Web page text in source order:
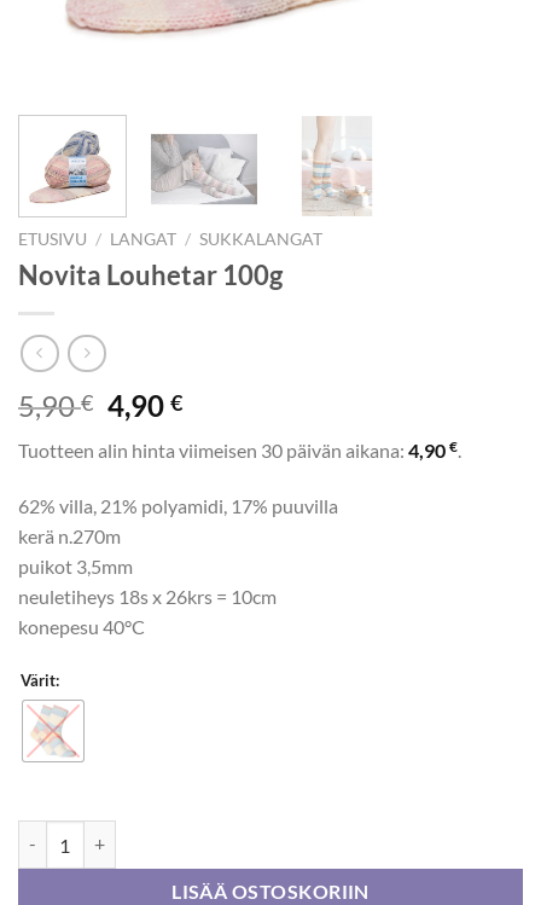
ETUSIVU / LANGAT / SUKKALANGAT
Novita Louhetar 100g
5,90€ Alkuperäinen
hinta
oli:
5,90 €.
4,90€Nykyinen
on:
4,90 €.
Tuotteen alin hinta viimeisen 30 päivän aikana: 4,90 €.
62% villa, 21% polyamidi, 17% puuvilla
kerä n.270m
puikot 3,5mm
neuletiheys 18s x 26krs = 10cm
konepesu 40°C
Värit:
LISÄÄ OSTOSKORIIN